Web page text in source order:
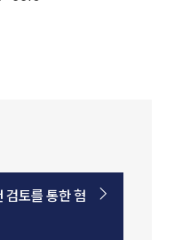
검토를 통한 혐